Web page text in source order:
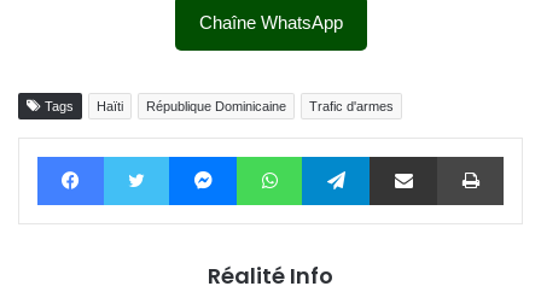
Chaîne WhatsApp
Tags Haïti République Dominicaine Trafic d'armes
FacebookTwitter MessengerWhatsAppTelegram Partager par email
Réalité Info